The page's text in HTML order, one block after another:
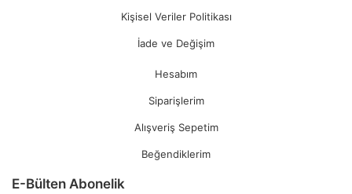
Kişisel Veriler Politikası
İade ve Değişim
Hesabım
Siparişlerim
Alışveriş Sepetim
Beğendiklerim
E-Bülten Abonelik